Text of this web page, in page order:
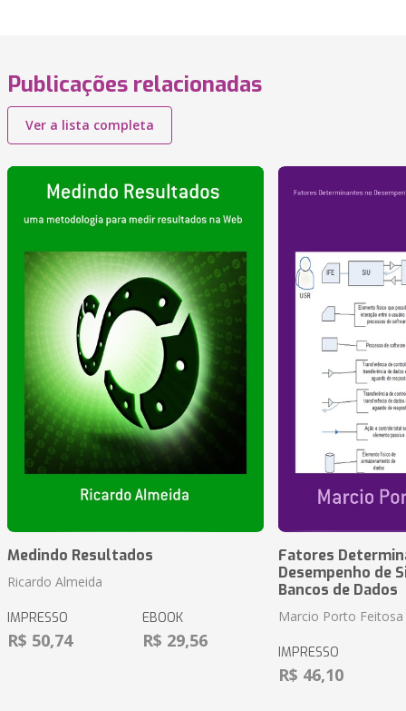
Publicações relacionadas
Ver a lista completa
Medindo Resultados
Ricardo Almeida
IMPRESSO
R$ 50,74
EBOOK
R$ 29,56
Fatores
Desempenho de
Bancos de Dados
Marcio Porto Feitosa
IMPRESSO
R$ 46,10